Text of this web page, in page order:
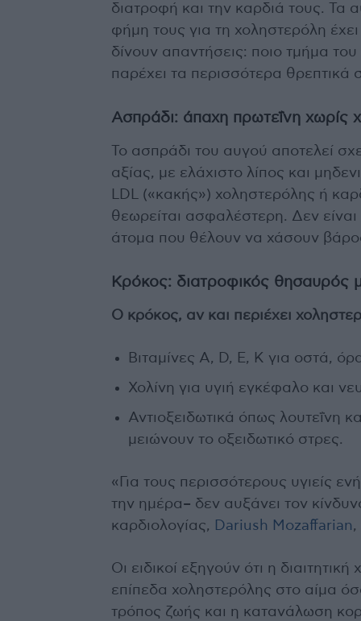
διατροφή και την καρδιά τους. Τα
φήμη τους για τη χοληστερόλη
δίνουν απαντήσεις: ποιο τμήμα
παρέχει τα περισσότερα θρεπτικά
Ασπράδι: άπαχη πρωτεΐνη χωρίς
Το ασπράδι του αυγού αποτελεί
αξίας, με ελάχιστο λίπος και
LDL («κακής») χοληστερόλης ή
θεωρείται ασφαλέστερη. Δεν είναι
άτομα που θέλουν να χάσουν
Κρόκος: διατροφικός θησαυρός
Ο κρόκος, αν και περιέχει
Βιταμίνες A, D, E, K για οστά,
Χολίνη για υγιή εγκέφαλο και
Αντιοξειδωτικά όπως λουτεΐνη
μειώνουν το οξειδωτικό στρες.
«Για τους περισσότερους υγιείς
την ημέρα– δεν αυξάνει τον
καρδιολογίας, Dariush Mozaffarian,
Οι ειδικοί εξηγούν ότι η
επίπεδα χοληστερόλης στο αίμα
τρόπος ζωής και η κατανάλωση